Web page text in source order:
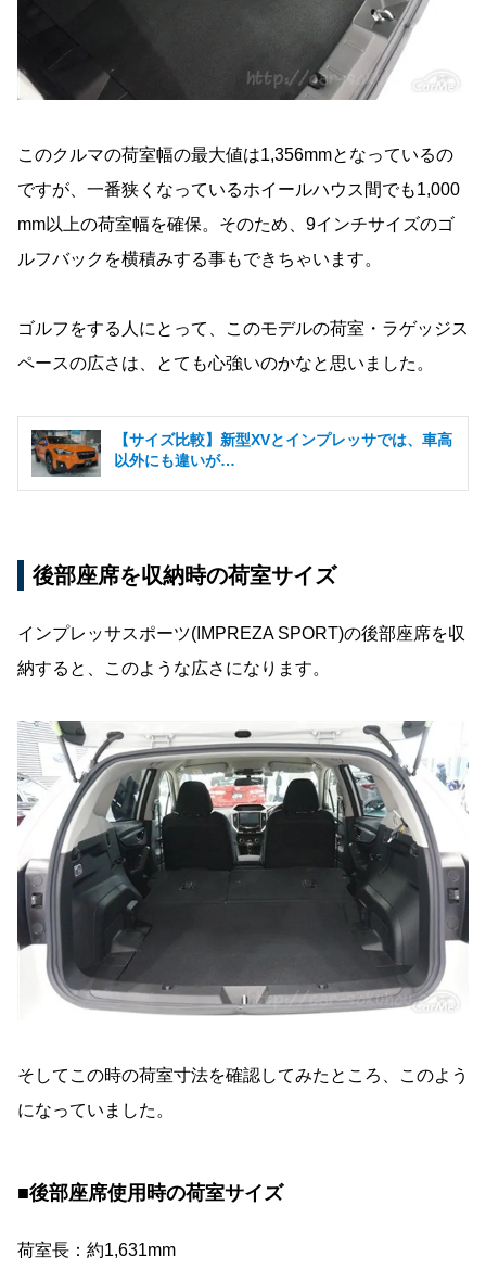
このクルマの荷室幅の最大値は1,356mmとなっているの
ですが、一番狭くなっているホイールハウス間でも1,000
mm以上の荷室幅を確保。そのため、9インチサイズのゴ
ルフバックを横積みする事もできちゃいます。
ゴルフをする人にとって、このモデルの荷室・ラゲッジス
ペースの広さは、とても心強いのかなと思いました。
【サイズ比較】新型XVとインプレッサでは、車高
以外にも違いが…
後部座席を収納時の荷室サイズ
インプレッサスポーツ(IMPREZA SPORT)の後部座席を収
納すると、このような広さになります。
そしてこの時の荷室寸法を確認してみたところ、このよう
になっていました。
■後部座席使用時の荷室サイズ
荷室長：約1,631mm